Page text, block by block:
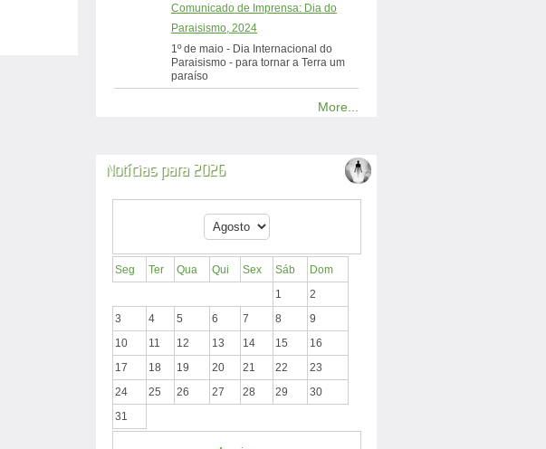
Comunicado de Imprensa: Dia do
Paraisismo, 2024
1º de maio - Dia Internacional do
Paraisismo - para tornar a Terra um
paraíso
More...
Notícias para 2026
Seg Ter Qua Qui Sex Sáb
Dom
1
2
3
4 5 6 7 8
9
10
11 12 13 14 15
16
17
18 19 20 21 22
23
24
25 26 27 28 29
30
31